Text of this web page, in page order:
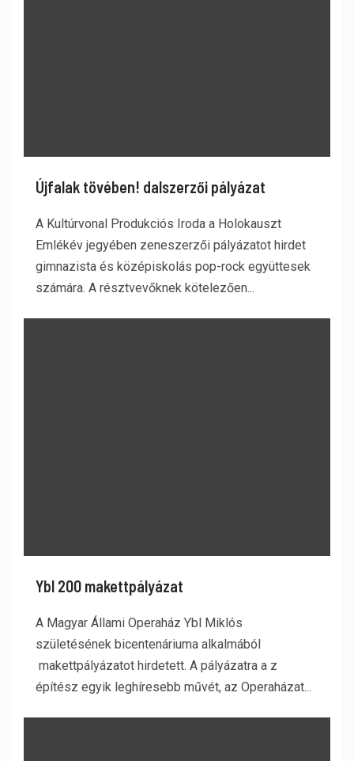
Újfalak tövében! dalszerzői pályázat
A Kultúrvonal Produkciós Iroda a Holokauszt
Emlékév jegyében zeneszerzői pályázatot hirdet
gimnazista és középiskolás pop-rock együttesek
számára. A résztvevőknek kötelezően...
Ybl 200 makettpályázat
A Magyar Állami Operaház Ybl Miklós
születésének bicentenáriuma alkalmából
makettpályázatot hirdetett. A pályázatra a z
építész egyik leghíresebb művét, az Operaházat...